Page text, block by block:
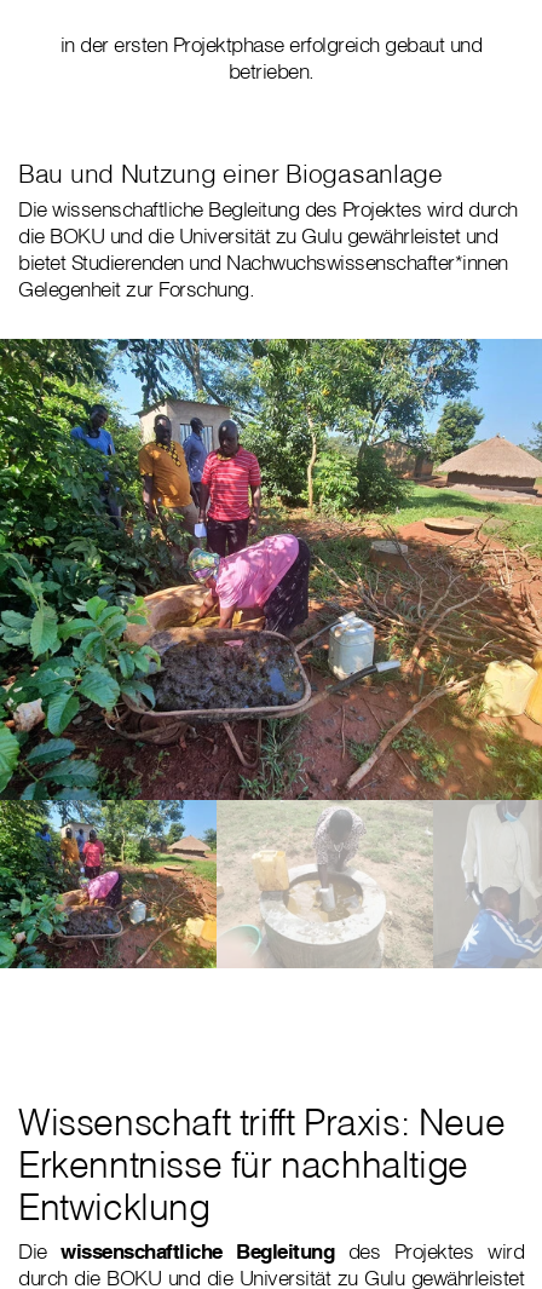
in der ersten Projektphase erfolgreich gebaut und
betrieben.
Bau und Nutzung einer Biogasanlage
Die wissenschaftliche Begleitung des Projektes wird durch
die BOKU und die Universität zu Gulu gewährleistet und
bietet Studierenden und Nachwuchswissenschafter*innen
Gelegenheit zur Forschung.
Wissenschaft trifft Praxis: Neue
Erkenntnisse für nachhaltige
Entwicklung
Diewissenschaftliche Begleitungdes Projektes wird
durch die BOKU und die Universität zu Gulu gewährleistet